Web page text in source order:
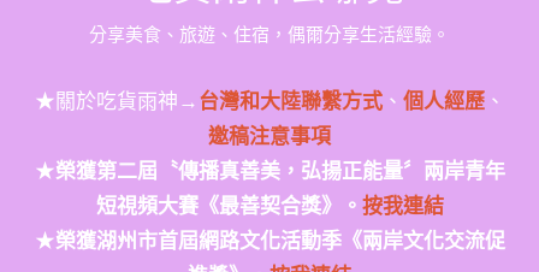
分享美食、旅遊、住宿，偶爾分享生活經驗。
★關於吃貨雨神→台灣和大陸聯繫方式、 個人經歷、
邀稿注意事項
★榮獲第二屆〝傳播真善美，弘揚正能量〞兩岸青年
短視頻大賽《最善契合獎》。 按我連結
★榮獲湖州市首屆網路文化活動季《兩岸文化交流促